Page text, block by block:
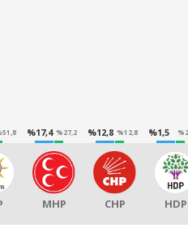
%17,4 %27,2
MHP
%12,8 %12,8
CHP
%1,5
HDP